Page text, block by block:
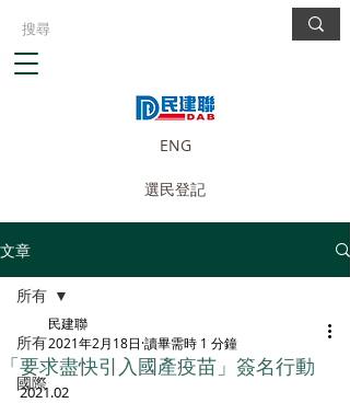
ENG
選民登記
文章
所有
國際
所有
「要求盡快引入國產疫苗」簽名行動
民建聯
2021年2月18日 讀畢需時 1 分鐘
2021.02